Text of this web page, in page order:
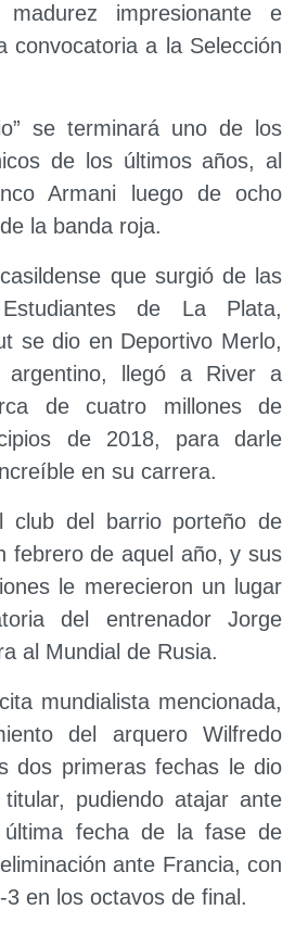
impresionante e
convocatoria a la Selección
se terminará uno de los
de los últimos años, al
Armani luego de ocho
la banda roja.
que surgió de las
de La Plata,
se dio en Deportivo Merlo,
llegó a River a
de cuatro millones de
de 2018, para darle
en su carrera.
club del barrio porteño de
febrero de aquel año, y sus
le merecieron un lugar
del entrenador Jorge
al Mundial de Rusia.
mundialista mencionada,
del arquero Wilfredo
dos primeras fechas le dio
pudiendo atajar ante
fecha de la fase de
ante Francia, con
en los octavos de final.